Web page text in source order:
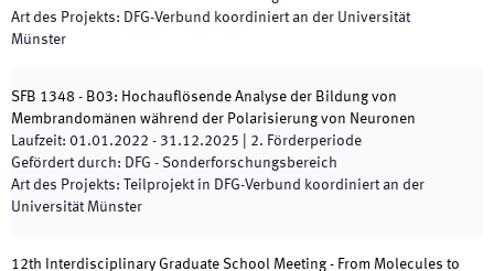
Art des Projekts: DFG-Verbund koordiniert an der Universität
Münster
SFB 1348 - B03: Hochauflösende Analyse der Bildung von
Membrandomänen während der Polarisierung von Neuronen
Laufzeit: 01.01.2022 - 31.12.2025 2. Förderperiode
Gefördert durch: DFG - Sonderforschungsbereich
Art des Projekts:
Teilprojekt in DFG-Verbund koordiniert an der
Universität Münster
12th Interdisciplinary Graduate School Meeting - From Molecules to